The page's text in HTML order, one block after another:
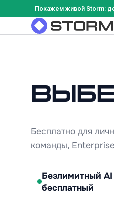
Покажем живой Storm:
Бесплатно для
команды,
Безлимитный
бесплатный